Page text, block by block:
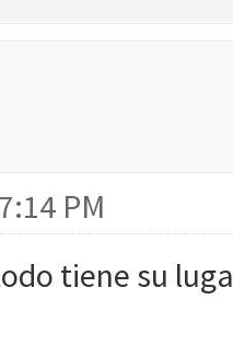
PM
tiene su